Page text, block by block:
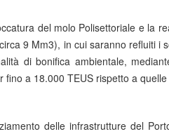
del molo Polisettoriale e
9 Mm3), in cui saranno refluiti
di bonifica ambientale,
a 18.000 TEUS rispetto a
delle infrastrutture del